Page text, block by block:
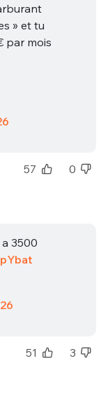
» et tu
par mois
57 0
3500
51 3